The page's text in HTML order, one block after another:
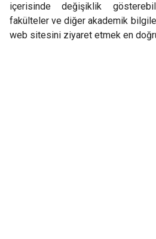
içerisinde değişiklik
fakülteler ve diğer akademik
web sitesini ziyaret etmek en